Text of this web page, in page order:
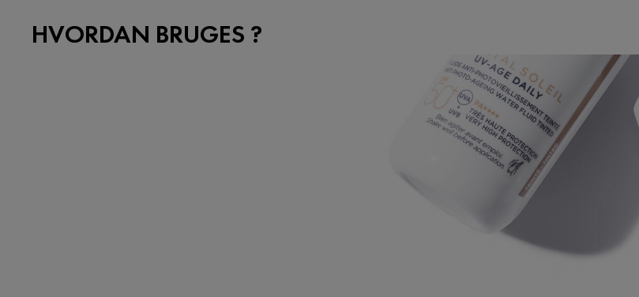
HVORDAN BRUGES ?